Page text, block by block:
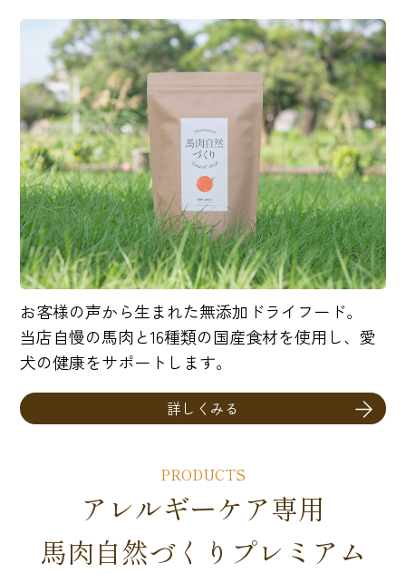
お客様の声から生まれた無添加ドライフード。
当店自慢の馬肉と16種類の国産食材を使用し、愛
犬の健康をサポートします。
詳しくみる
PRODUCTS
アレルギーケア専用
馬肉自然づくりプレミアム